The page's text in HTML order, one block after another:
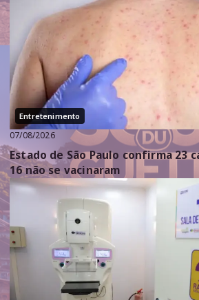
Entretenimento
07/08/2026
Estado de São Paulo confirma 23
16 não se vacinaram